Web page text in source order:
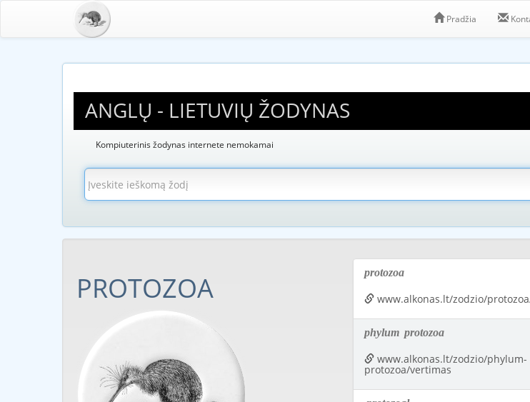
Pradžia
ANGLŲ - LIETUVIŲ ŽODYNAS
Kompiuterinis žodynas internete nemokamai
PROTOZOA protozoa
www.alkonas.lt/zodzio/
phylum protozoa
www.alkonas.lt/zodzio/phylum-
protozoa/vertimas